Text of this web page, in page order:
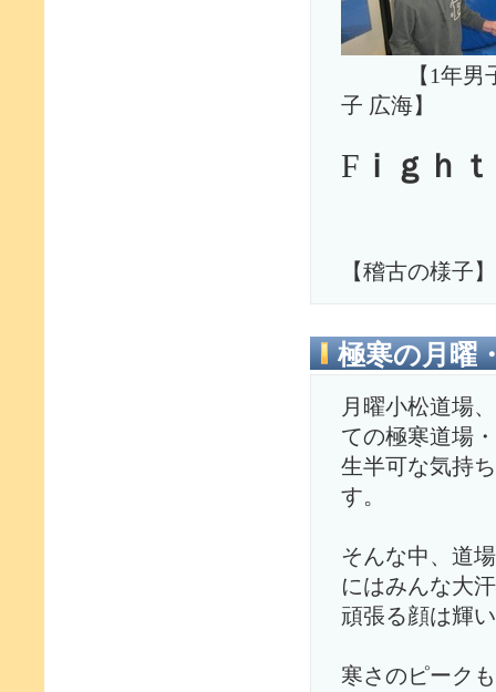
【1
子 広海
F ｉｇｈ
【稽古の様子】
極寒の月曜
月曜小松道場
ての極寒道場
生半可な気持
す。
そんな中、道
にはみんな大
頑張る顔は輝
寒さのピーク